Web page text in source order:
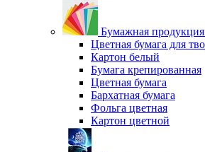
Бумажная
Цветная бумага для
Картон белый
Бумага крепированная
Цветная бумага
Бархатная бумага
Фольга цветная
Картон цветной